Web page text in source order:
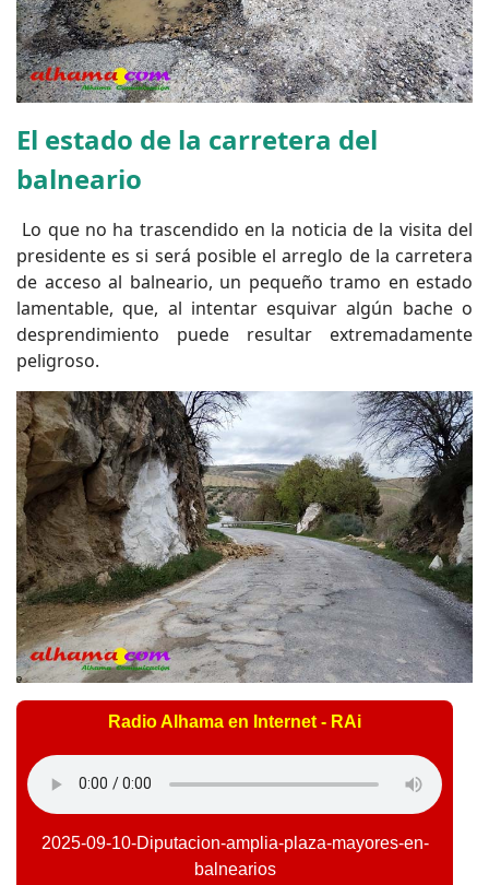
El estado de la carretera del
balneario
Lo que no ha trascendido en la noticia de la visita del
presidente es si será posible el arreglo de la carretera
de acceso al balneario, un pequeño tramo en estado
lamentable, que, al intentar esquivar algún bache o
desprendimiento puede resultar extremadamente
peligroso.
Radio Alhama en Internet - RAi
2025-09-10-Diputacion-amplia-plaza-mayores-en-
balnearios